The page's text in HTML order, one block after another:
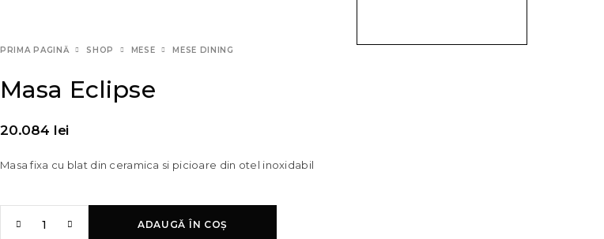
PRIMA PAGINĂ SHOP MESE MESE DINING
Masa Eclipse
20.084 lei
Masa fixa cu blat din ceramica si picioare din otel inoxidabil
ADAUGĂ ÎN COȘ